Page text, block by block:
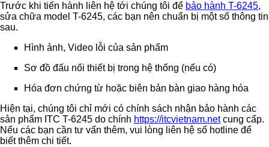
Trước khi tiến hành liên hệ tới chúng tôi để bảo hành T-6245,
sửa chữa model T-6245, các bạn nên chuẩn bị một số thông tin
sau.
Hình ảnh, Video lỗi của sản phẩm
Sơ đồ đấu nối thiết bị trong hệ thống (nếu có)
Hóa đơn chứng từ hoặc biên bản bàn giao hàng hóa
Hiện tại, chúng tôi chỉ mới có chính sách nhận bảo hành các
sản phẩm ITC T-6245 do chính https://itcvietnam.netcung cấp.
Nếu các bạn cần tư vấn thêm, vui lòng liên hệ số hotline để
biết thêm chi tiết.